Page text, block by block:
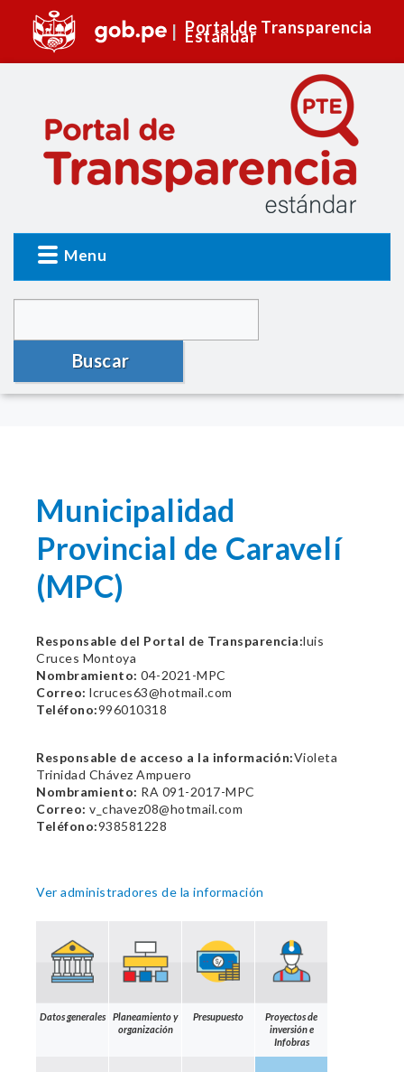
Portal de Transparencia
Estándar
Menu
Buscar
Municipalidad
Provincial de Caravelí
(MPC)
Responsable del Portal de Transparencia:luis
Cruces Montoya
Nombramiento: 04-2021-MPC
Correo: lcruces63@hotmail.com
Teléfono:996010318
Responsable de acceso a la información:Violeta
Trinidad Chávez Ampuero
Nombramiento: RA 091-2017-MPC
Correo: v_chavez08@hotmail.com
Teléfono:938581228
Ver administradores de la información
Datos generales
Planeamiento y
organización
Presupuesto
Proyectos de
inversión e
Infobras